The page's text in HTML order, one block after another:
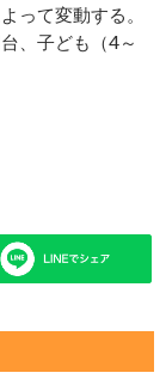
って変動する。
、子ども（4～